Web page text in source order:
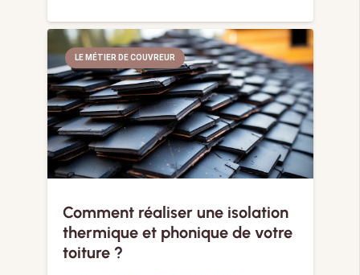
LE MÉTIER DE COUVREUR
Comment réaliser une isolation
thermique et phonique de votre
toiture ?